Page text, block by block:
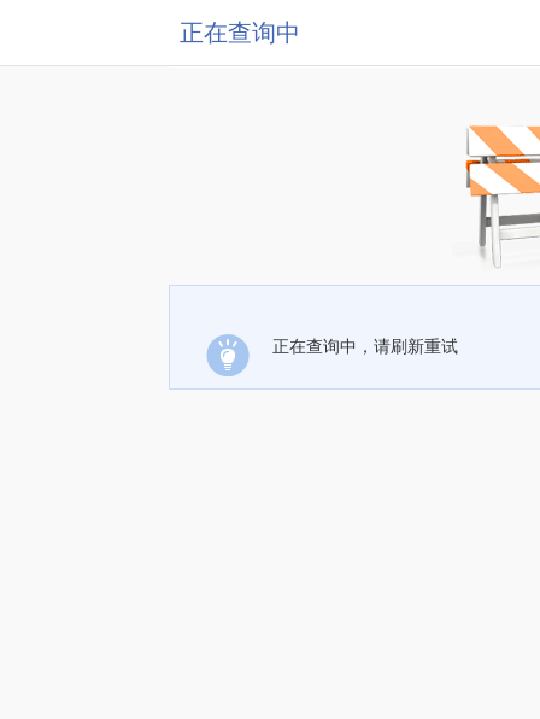
正在查询中
正在查询中，请刷新重试